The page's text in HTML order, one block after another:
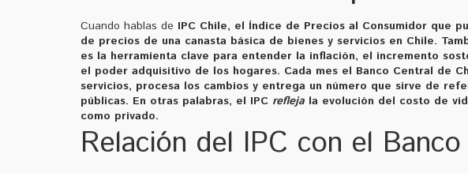
Cuando hablas de IPC Chile, el Índice de Precios al Consumidor que
de precios de una canasta básica de bienes y servicios en Chile.
es la herramienta clave para entender la inflación, el incremento
el poder adquisitivo de los hogares. Cada mes el Banco Central de
servicios, procesa los cambios y entrega un número que sirve de
públicas. En otras palabras, el IPC refleja la evolución del costo de
como privado.
Relación del IPC con el